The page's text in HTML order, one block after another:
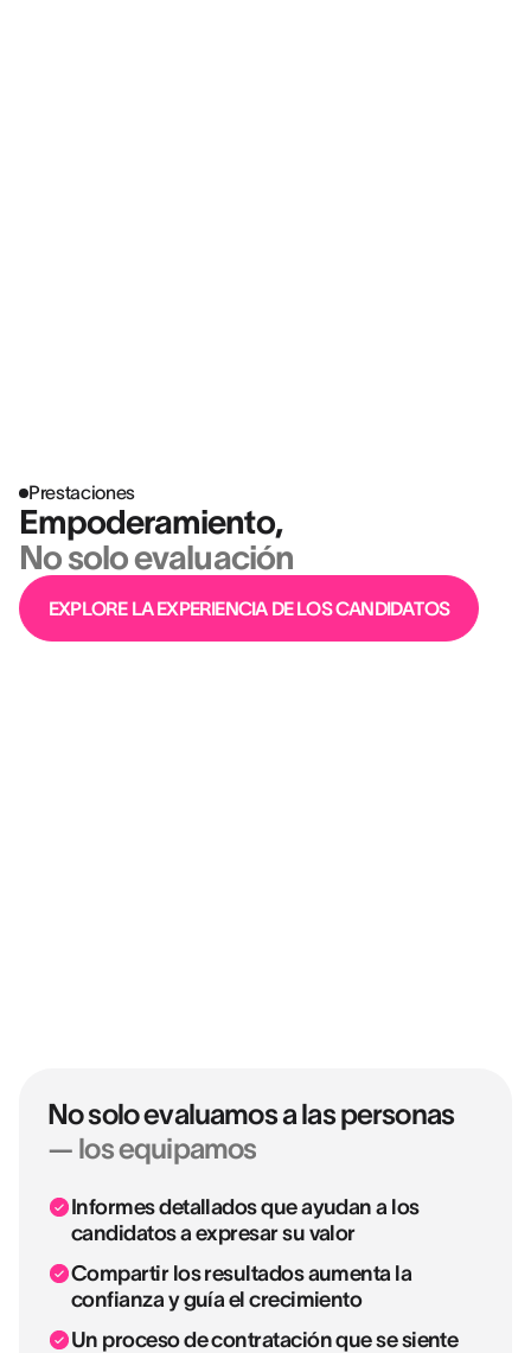
Prestaciones
Empoderamiento,
No solo evaluación
EXPLORE LA EXPERIENCIA DE LOS CANDIDATOS
No solo evaluamos a las personas
— los equipamos
Informes detallados que ayudan a los
candidatos a expresar su valor
Compartir los resultados aumenta la
confianza y guía el crecimiento
Un proceso de contratación que se siente